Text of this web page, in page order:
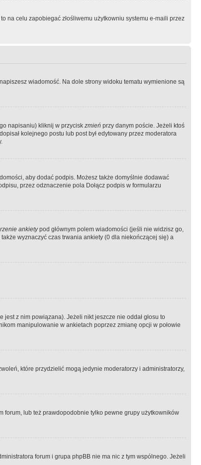
na celu zapobiegać złośliwemu użytkowniu systemu e-maili przez
wiadomość. Na dole strony widoku tematu wymienione są
napisaniu) kliknij w przycisk zmień przy danym poście. Jeżeli ktoś
kolejnego postu lub post był edytowany przez moderatora
aby dodać podpis. Możesz także domyślnie dodawać
przez odznaczenie pola Dołącz podpis w formularzu
ankietypod głównym polem wiadomości (jeśli nie widzisz go,
wyznaczyć czas trwania ankiety (0 dla niekończącej się) a
z nim powiązana). Jeżeli nikt jeszcze nie oddał głosu to
manipulowanie w ankietach poprzez zmianę opcji w połowie
które przydzielić mogą jedynie moderatorzy i administratorzy,
forum, lub też prawdopodobnie tylko pewne grupy użytkowników
forum i grupa phpBB nie ma nic z tym wspólnego. Jeżeli